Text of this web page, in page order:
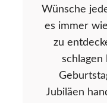
Wünsche
es immer
zu
schlagen
Jubiläen